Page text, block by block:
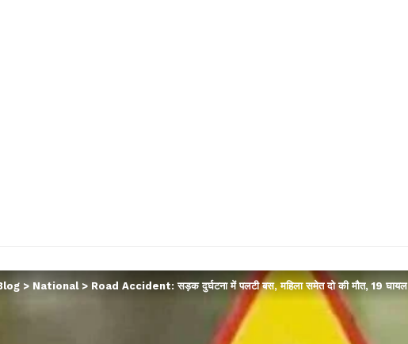
> National> Road Accident: सड़क दुर्घटना में पलटी बस, महिला समेत दो की मौत, 19 घायल